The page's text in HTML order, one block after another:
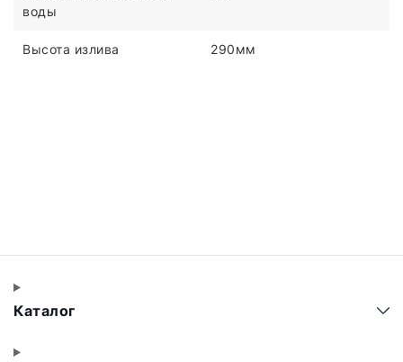
воды
Высота излива 290мм
Каталог